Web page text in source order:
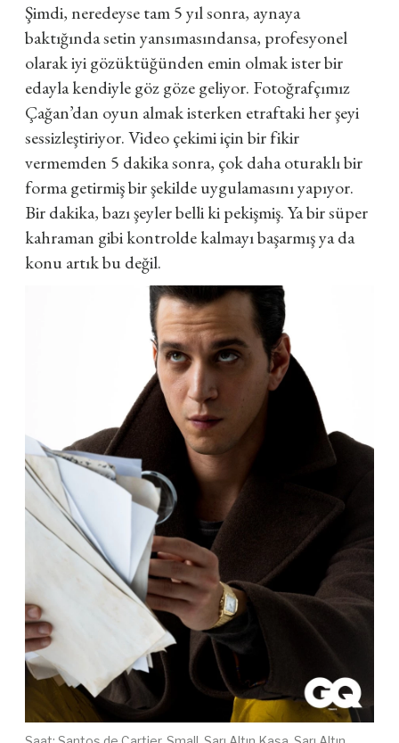
Şimdi, neredeyse tam 5 yıl sonra, aynaya
baktığında setin yansımasındansa, profesyonel
olarak iyi gözüktüğünden emin olmak ister bir
edayla kendiyle göz göze geliyor. Fotoğrafçımız
Çağan’dan oyun almak isterken etraftaki her şeyi
sessizleştiriyor. Video çekimi için bir fikir
vermemden 5 dakika sonra, çok daha oturaklı bir
forma getirmiş bir şekilde uygulamasını yapıyor.
Bir dakika, bazı şeyler belli ki pekişmiş. Ya bir süper
kahraman gibi kontrolde kalmayı başarmış ya da
konu artık bu değil.